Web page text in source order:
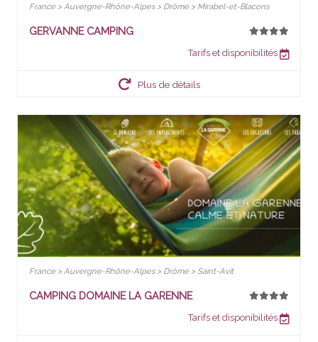
France > Auvergne-Rhône-Alpes > Drôme > Mirabel-et-Blacons
GERVANNE CAMPING
Tarifs et disponibilités
Plus de détails
France > Auvergne-Rhône-Alpes > Drôme > Saint-Avit
CAMPING DOMAINE LA GARENNE
Tarifs et disponibilités